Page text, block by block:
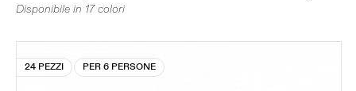
Disponibile in 17 colori
24 PEZZI PER 6 PERSONE